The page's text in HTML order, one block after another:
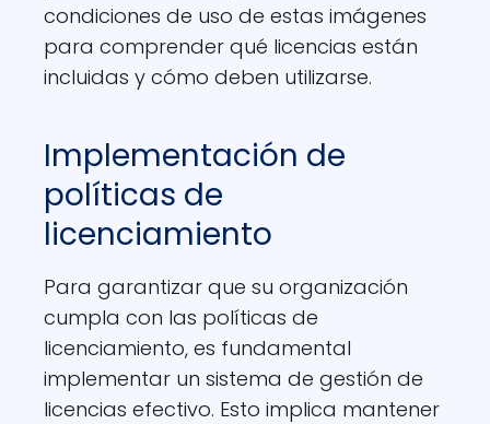
condiciones de uso de estas imágenes
para comprender qué licencias están
incluidas y cómo deben utilizarse.
Implementación de
políticas de
licenciamiento
Para garantizar que su organización
cumpla con las políticas de
licenciamiento, es fundamental
implementar un sistema de gestión de
licencias efectivo. Esto implica mantener